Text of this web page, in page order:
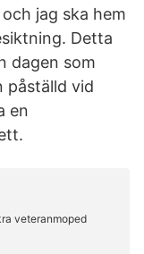
jag ska hem
Detta
dagen som
påställd vid
en